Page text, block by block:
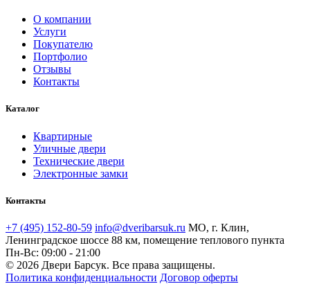
О компании
Услуги
Покупателю
Портфолио
Отзывы
Контакты
Каталог
Квартирные
Уличные двери
Технические двери
Электронные замки
Контакты
+7 (495) 152-80-59 info@dveribarsuk.ru МО, г. Клин,
Ленинградское шоссе 88 км, помещение теплового пункта
Пн-Вс: 09:00 - 21:00
© 2026 Двери Барсук. Все права защищены.
Политика конфиденциальности Договор оферты